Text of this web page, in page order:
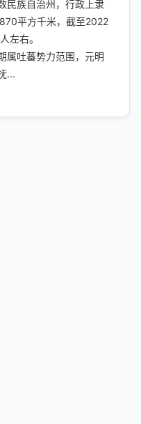
民族自治州，行政上隶
平方千米，截至2022
左右。
属吐蕃势力范围，元明
...